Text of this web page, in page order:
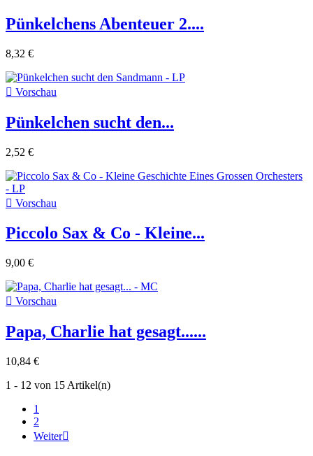
Pünkelchens Abenteuer 2....
8,32 €
 Vorschau
Pünkelchen sucht den...
2,52 €
 Vorschau
Piccolo Sax & Co - Kleine...
9,00 €
 Vorschau
Papa, Charlie hat gesagt......
10,84 €
1 - 12 von 15 Artikel(n)
1
2
Weiter